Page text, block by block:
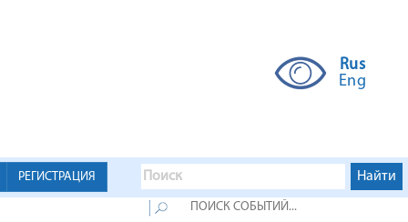
Rus
Eng
РЕГИСТРАЦИЯ